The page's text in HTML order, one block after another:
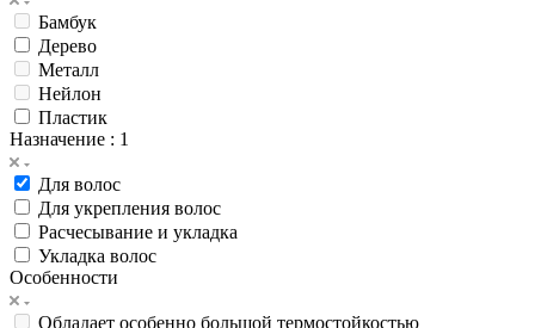
Бамбук
Дерево
Металл
Нейлон
Пластик
Назначение : 1
Для волос
Для укрепления волос
Расчесывание и укладка
Укладка волос
Особенности
Обладает особенно большой термостойкостью